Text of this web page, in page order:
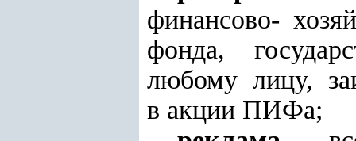
финансово-
фонда,
любому лицу,
в акции ПИФа;